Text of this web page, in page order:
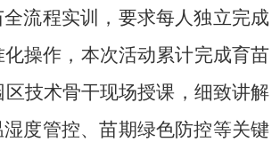
流程实训，要求每人独立完成
化操作，本次活动累计完成育苗
区技术骨干现场授课，细致讲解
度管控、苗期绿色防控等关键